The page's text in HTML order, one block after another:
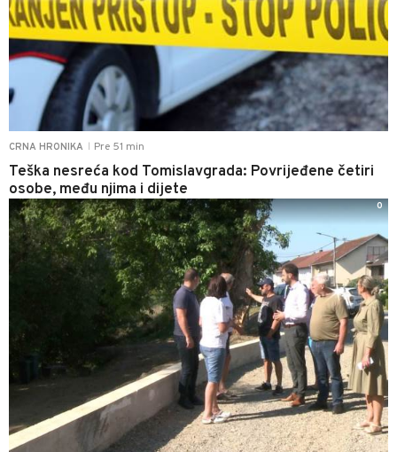
CRNA HRONIKA Pre 51 min
Teška nesreća kod Tomislavgrada: Povrijeđene četiri
osobe, među njima i dijete
0